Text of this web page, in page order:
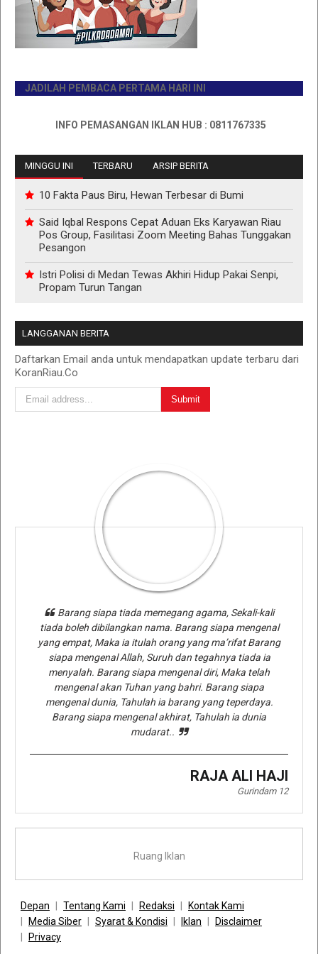
JADILAH PEMBACA PERTAMA HARI INI
INFO PEMASANGAN IKLAN HUB : 0811767335
MINGGU INI TERBARU ARSIP BERITA
10 Fakta Paus Biru, Hewan Terbesar di Bumi
Said Iqbal Respons Cepat Aduan Eks Karyawan Riau
Pos Group, Fasilitasi Zoom Meeting Bahas Tunggakan
Pesangon
Istri Polisi di Medan Tewas Akhiri Hidup Pakai Senpi,
Propam Turun Tangan
LANGGANAN BERITA
Daftarkan Email anda untuk mendapatkan update terbaru dari
KoranRiau.Co
Barang siapa tiada memegang agama, Sekali-kali
tiada boleh dibilangkan nama. Barang siapa mengenal
yang empat, Maka ia itulah orang yang ma’rifat Barang
siapa mengenal Allah, Suruh dan tegahnya tiada ia
menyalah. Barang siapa mengenal diri, Maka telah
mengenal akan Tuhan yang bahri. Barang siapa
mengenal dunia, Tahulah ia barang yang teperdaya.
Barang siapa mengenal akhirat, Tahulah ia dunia
mudarat..
RAJA ALI HAJI
Gurindam 12
Ruang Iklan
Depan Tentang Kami Redaksi
Kontak Kami
Media Siber
Syarat & Kondisi Iklan
Disclaimer
Privacy